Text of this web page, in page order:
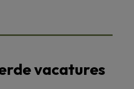
vacatures